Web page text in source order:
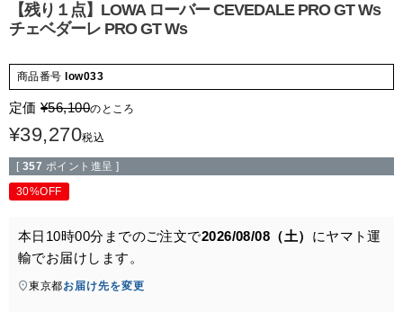
【残り１点】LOWA ローバー CEVEDALE PRO GT Ws
チェベダーレ PRO GT Ws
商品番号 low033
定価 ¥56,100のところ
¥39,270税込
[ 357 ポイント進呈 ]
30%OFF
本日 10時00分 までのご注文で2026/08/08（土） にヤマト運
輸でお届けします。
東京都お届け先を変更